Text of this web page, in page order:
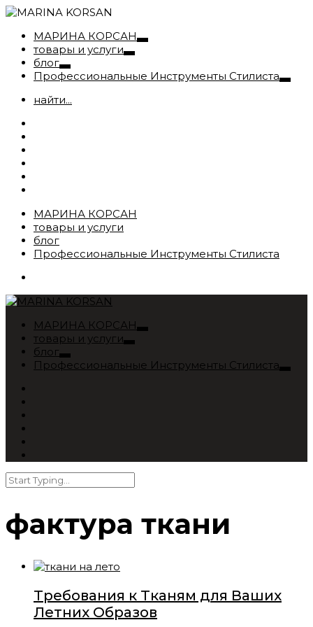
МАРИНА КОРСАН
товары и услуги
блог
Профессиональные Инструменты Стилиста
найти...
МАРИНА КОРСАН
товары и услуги
блог
Профессиональные Инструменты Стилиста
МАРИНА КОРСАН
товары и услуги
блог
Профессиональные Инструменты Стилиста
фактура ткани
Требования к Тканям для Ваших
Летних Образов